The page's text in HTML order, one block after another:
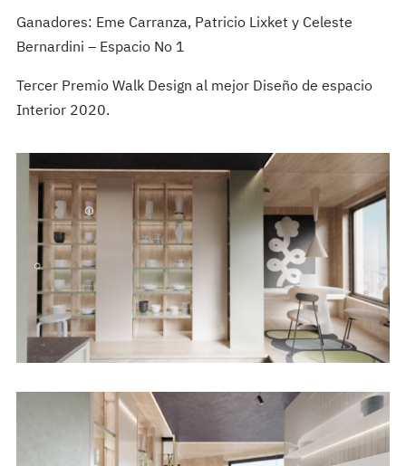
Ganadores: Eme Carranza, Patricio Lixket y Celeste
Bernardini – Espacio No 1
Tercer Premio Walk Design al mejor Diseño de espacio
Interior 2020.